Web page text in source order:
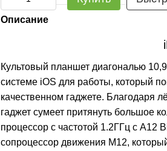
Описание
Культовый планшет диагональю
системе iOS для работы, который
качественном гаджете. Благодаря
гаджет сумеет притянуть большое
процессор с частотой 1.2ГГц с A12
сопроцессор движения М12,